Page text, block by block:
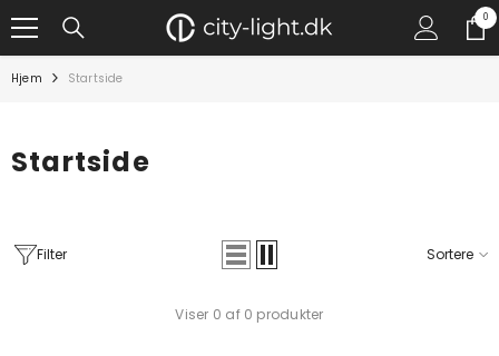
00
Hjem Startside
Startside
Filter Sortere
Viser 0 af 0 produkter